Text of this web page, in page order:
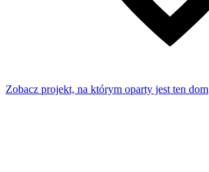
Zobacz projekt, na którym oparty jest ten dom